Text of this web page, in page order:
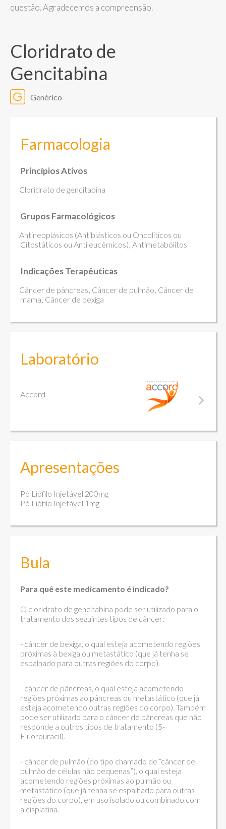
questão. Agradecemos a compreensão.
Cloridrato de
Gencitabina
Genérico
Farmacologia
Princípios Ativos
Cloridrato de gencitabina
Grupos Farmacológicos
Antineoplásicos (Antiblásticos ou Oncolíticos ou
Citostáticos ou Antileucêmicos) Antimetabólitos
Indicações Terapêuticas
Câncer de pâncreas Câncer de pulmão Câncer de
mama Câncer de bexiga
Laboratório
Accord
Apresentações
Pó Liófilo Injetável 200mg
Pó Liófilo Injetável 1mg
Bula
Para quê este medicamento é indicado?
O cloridrato de gencitabina pode ser utilizado para o
tratamento dos seguintes tipos de câncer:
- câncer de bexiga, o qual esteja acometendo regiões
próximas à bexiga ou metastático (que já tenha se
espalhado para outras regiões do corpo).
- câncer de pâncreas, o qual esteja acometendo
regiões próximas ao pâncreas ou metastático (que já
esteja acometendo outras regiões do corpo). Também
pode ser utilizado para o câncer de pâncreas que não
responde a outros tipos de tratamento (5-
Fluorouracil).
- câncer de pulmão (do tipo chamado de “câncer de
pulmão de células não pequenas”), o qual esteja
acometendo regiões próximas ao pulmão ou
metastático (que já tenha se espalhado para outras
regiões do corpo), em uso isolado ou combinado com
a cisplatina.